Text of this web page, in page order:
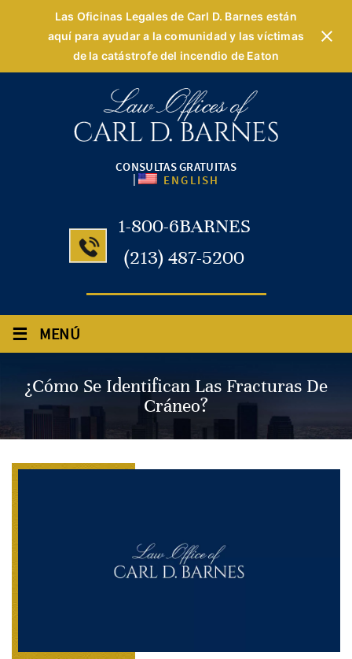
Las Oficinas Legales de Carl D. Barnes están
aquí para ayudar a la comunidad y las víctimas
de la catástrofe del incendio de Eaton
CONSULTAS GRATUITAS
| ENGLISH
1-800-6BARNES
(213) 487-5200
≡ MENÚ
¿Cómo Se Identifican Las Fracturas De
Cráneo?